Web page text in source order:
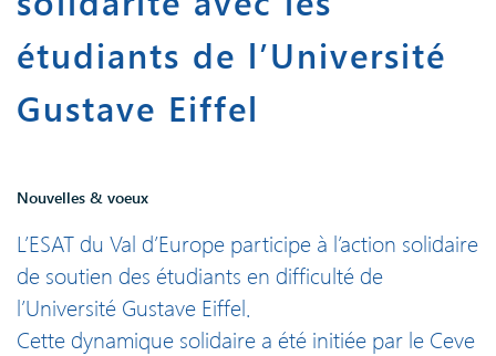
étudiants de l’Université
Gustave Eiffel
Nouvelles & voeux
L’ESAT du Val d’Europe participe à l’action solidaire
de soutien des étudiants en difficulté de
l’Université Gustave Eiffel.
Cette dynamique solidaire a été initiée par le Ceve